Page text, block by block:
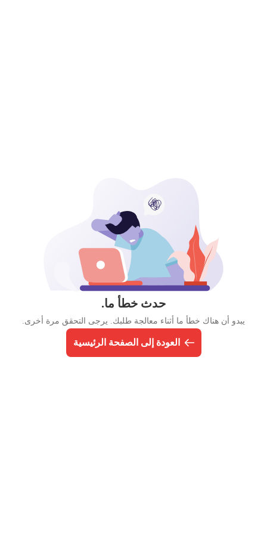
حدث خطأ ما.
يبدو أن هناك خطأ ما أثناء معالجة طلبك. يرجى التحقق مرة أخرى.
العودة إلى الصفحة الرئيسية